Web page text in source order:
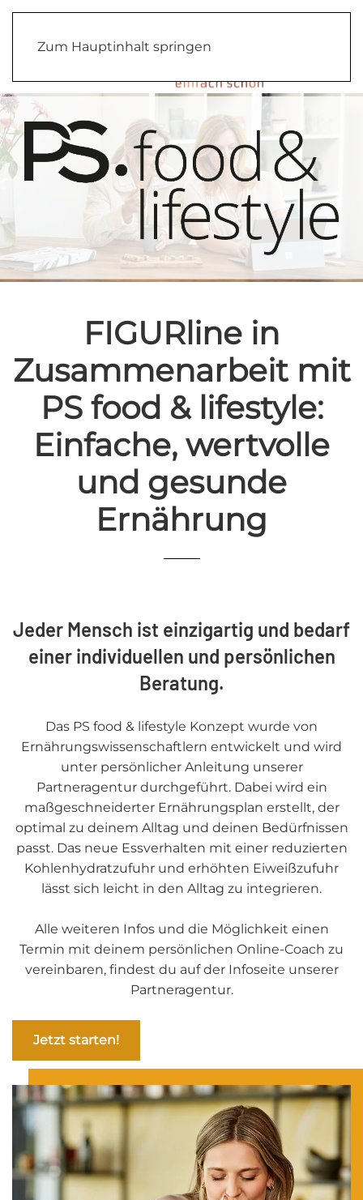
Zum Hauptinhalt springen
FIGURline in
Zusammenarbeit mit
PS food & lifestyle:
Einfache, wertvolle
und gesunde
Ernährung
Jeder Mensch ist einzigartig und bedarf
einer individuellen und persönlichen
Beratung.
Das PS food & lifestyle Konzept wurde von
Ernährungs­wissenschaftlern entwickelt und wird
unter persönlicher Anleitung unserer
Partneragentur durchgeführt. Dabei wird ein
maßgeschneiderter Ernährungsplan erstellt, der
optimal zu deinem Alltag und deinen Bedürfnissen
passt. Das neue Essverhalten mit einer reduzierten
Kohlenhydratzufuhr und erhöhten Eiweißzufuhr
lässt sich leicht in den Alltag zu integrieren.
Alle weiteren Infos und die Möglichkeit einen
Termin mit deinem persönlichen Online-Coach zu
vereinbaren, findest du auf der Infoseite unserer
Partneragentur.
Jetzt starten!